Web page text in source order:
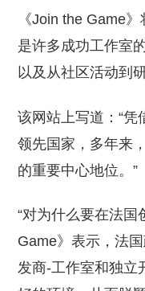
《Join the Game
是许多成功工作室
以及从社区活动到
该网站上写道：“凭
领先国家，多年来
的重要中心地位。”
“对为什么要在法国
Game》表示，法
发商-工作室和独立